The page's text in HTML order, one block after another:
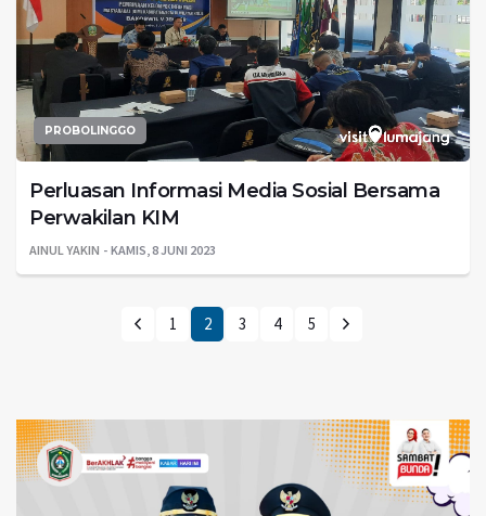
PROBOLINGGO
Perluasan Informasi Media Sosial Bersama
Perwakilan KIM
AINUL YAKIN KAMIS, 8 JUNI 2023
1 2 3 4 5